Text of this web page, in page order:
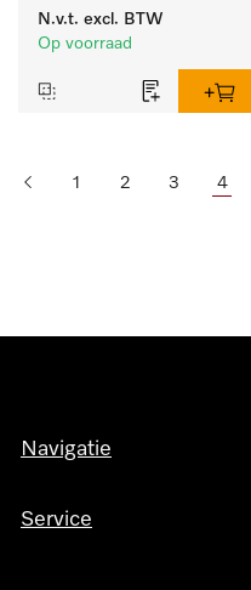
hardnekkige
zetmeelaanslag.
N.v.t. excl. BTW
Op voorraad
1 2 3 4
Navigatie
Service